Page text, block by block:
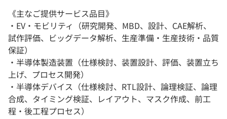
《主なご提供サービス品目》
・EV・モビリティ（研究開発、MBD、設計、CAE解析、
試作評価、ビッグデータ解析、生産準備・生産技術・品質
保証）
・半導体製造装置（仕様検討、装置設計、評価、装置立ち
上げ、プロセス開発）
・半導体デバイス（仕様検討、RTL設計、論理検証、論理
合成、タイミング検証、レイアウト、マスク作成、前工
程・後工程プロセス）